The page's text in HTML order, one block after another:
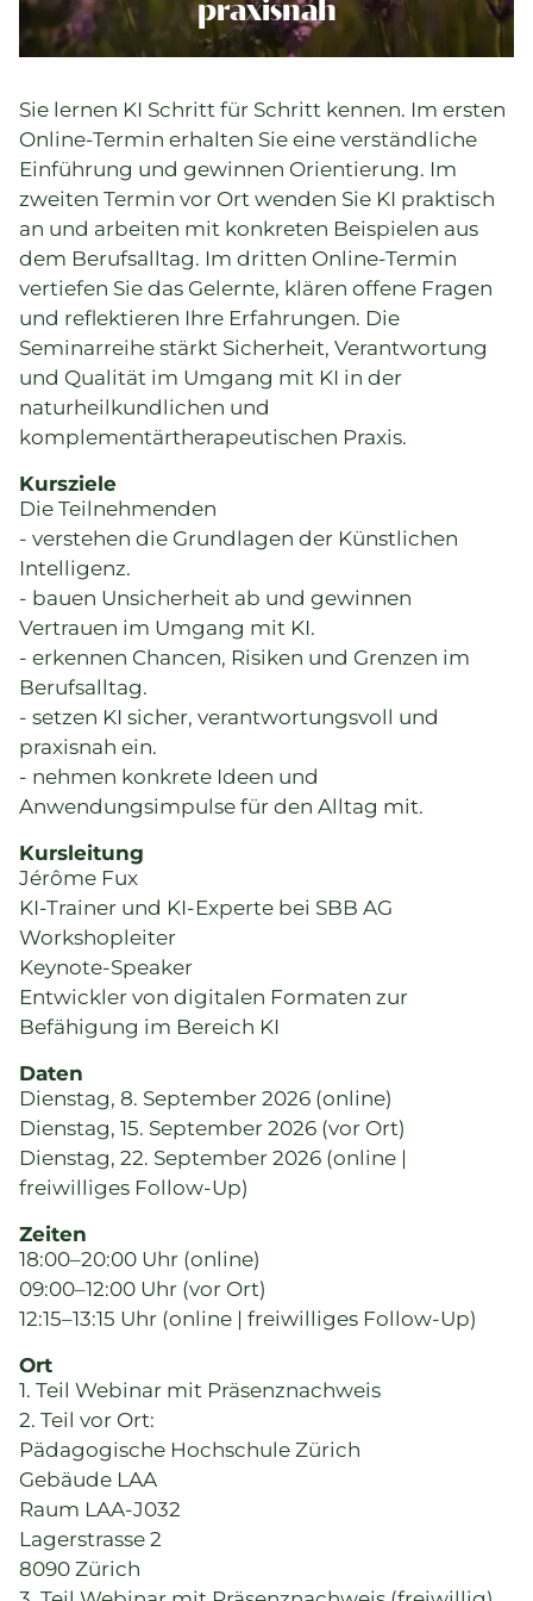
Praxisführung
Politik & Gesetze
Bildung
Karriere & Jobs
Aktuelle Veranstaltungen
Aktuelles
Suchverzeichnisse
praxisnah
Sie lernen KI Schritt für Schritt kennen. Im ersten
Online-Termin erhalten Sie eine verständliche
Einführung und gewinnen Orientierung. Im
zweiten Termin vor Ort wenden Sie KI praktisch
an und arbeiten mit konkreten Beispielen aus
dem Berufsalltag. Im dritten Online-Termin
vertiefen Sie das Gelernte, klären offene Fragen
und reflektieren Ihre Erfahrungen. Die
Seminarreihe stärkt Sicherheit, Verantwortung
und Qualität im Umgang mit KI in der
naturheilkundlichen und
komplementärtherapeutischen Praxis.
Kursziele
Die Teilnehmenden
- verstehen die Grundlagen der Künstlichen
Intelligenz.
- bauen Unsicherheit ab und gewinnen
Vertrauen im Umgang mit KI.
- erkennen Chancen, Risiken und Grenzen im
Berufsalltag.
- setzen KI sicher, verantwortungsvoll und
praxisnah ein.
- nehmen konkrete Ideen und
Anwendungsimpulse für den Alltag mit.
Kursleitung
Jérôme Fux
KI-Trainer und KI-Experte bei SBB AG
Workshopleiter
Keynote-Speaker
Entwickler von digitalen Formaten zur
Befähigung im Bereich KI
Daten
Dienstag, 8. September 2026 (online)
Dienstag, 15. September 2026 (vor Ort)
Dienstag, 22. September 2026 (online |
freiwilliges Follow-Up)
Zeiten
18:00–20:00 Uhr (online)
09:00–12:00 Uhr (vor Ort)
12:15–13:15 Uhr (online | freiwilliges Follow-Up)
Ort
1. Teil Webinar mit Präsenznachweis
2. Teil vor Ort:
Pädagogische Hochschule Zürich
Gebäude LAA
Raum LAA-J032
Lagerstrasse 2
8090 Zürich